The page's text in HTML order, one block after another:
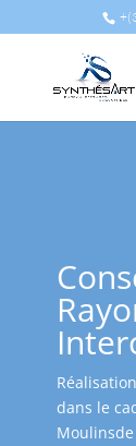
dans le
Moulinsde